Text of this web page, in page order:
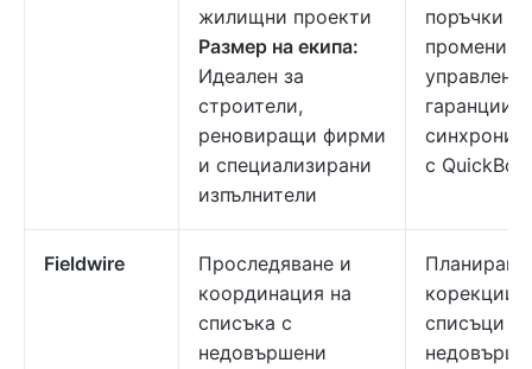
жилищни проекти
Размер на екипа:
Идеален за
строители,
реновиращи фирми
и специализирани
изпълнители
поръчки за
промени,
гаранции,
с
Fieldwire
Проследяване и
координация на
списъка с
недовършени
корекции,
списъци с